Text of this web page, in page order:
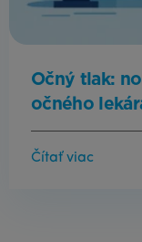
Očný tlak:
očného
Čítať viac